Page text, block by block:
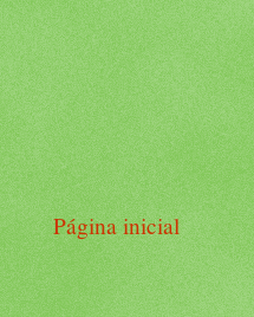
Página inicial